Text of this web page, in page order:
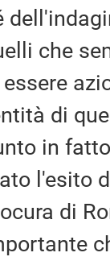
che
essere
di
in
l'esito
di